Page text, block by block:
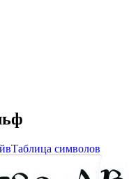
Таблица символов